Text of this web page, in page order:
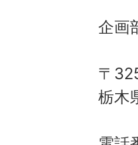
企画
〒
栃木